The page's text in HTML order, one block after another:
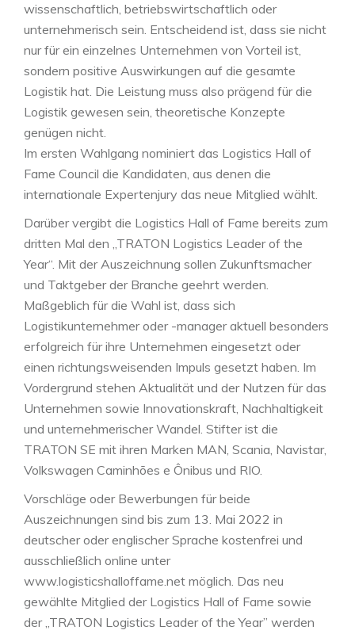
wissenschaftlich, betriebswirtschaftlich oder
unternehmerisch sein. Entscheidend ist, dass sie nicht
nur für ein einzelnes Unternehmen von Vorteil ist,
sondern positive Auswirkungen auf die gesamte
Logistik hat. Die Leistung muss also prägend für die
Logistik gewesen sein, theoretische Konzepte
genügen nicht.
Im ersten Wahlgang nominiert das Logistics Hall of
Fame Council die Kandidaten, aus denen die
internationale Expertenjury das neue Mitglied wählt.
Darüber vergibt die Logistics Hall of Fame bereits zum
dritten Mal den „TRATON Logistics Leader of the
Year“. Mit der Auszeichnung sollen Zukunftsmacher
und Taktgeber der Branche geehrt werden.
Maßgeblich für die Wahl ist, dass sich
Logistikunternehmer oder -manager aktuell besonders
erfolgreich für ihre Unternehmen eingesetzt oder
einen richtungsweisenden Impuls gesetzt haben. Im
Vordergrund stehen Aktualität und der Nutzen für das
Unternehmen sowie Innovationskraft, Nachhaltigkeit
und unternehmerischer Wandel. Stifter ist die
TRATON SE mit ihren Marken MAN, Scania, Navistar,
Volkswagen Caminhões e Ônibus und RIO.
Vorschläge oder Bewerbungen für beide
Auszeichnungen sind bis zum 13. Mai 2022 in
deutscher oder englischer Sprache kostenfrei und
ausschließlich online unter
www.logisticshalloffame.net möglich. Das neu
gewählte Mitglied der Logistics Hall of Fame sowie
der „TRATON Logistics Leader of the Year” werden